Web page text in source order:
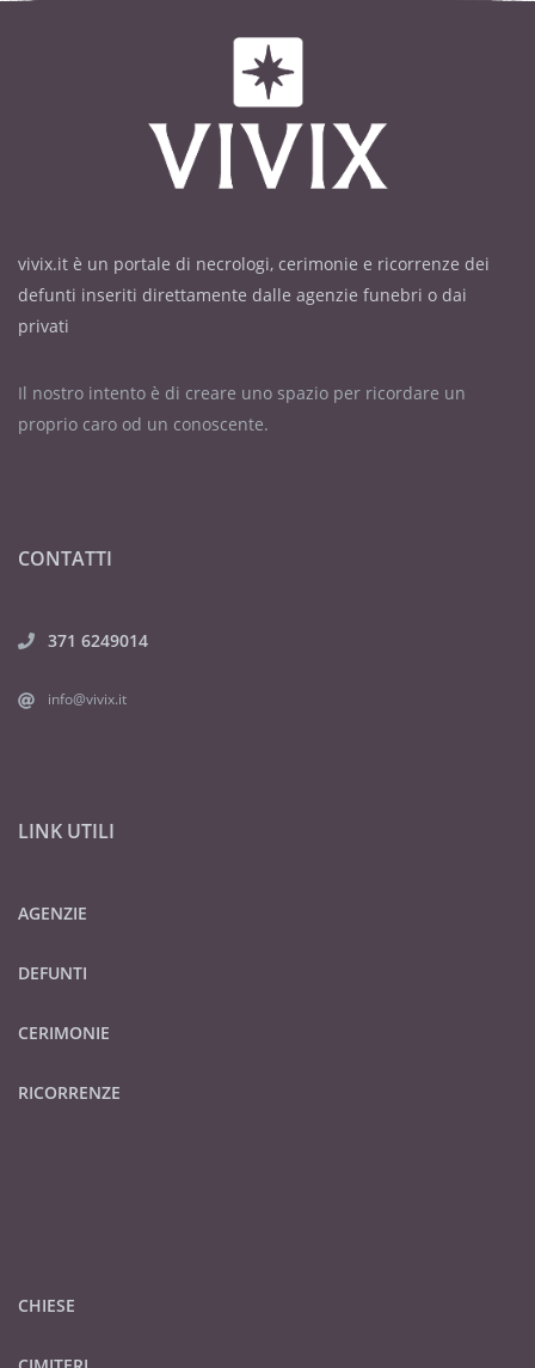
vivix.it è un portale di necrologi, cerimonie e ricorrenze dei
defunti inseriti direttamente dalle agenzie funebri o dai
privati
Il nostro intento è di creare uno spazio per ricordare un
proprio caro od un conoscente.
CONTATTI
371 6249014
info@vivix.it
LINK UTILI
AGENZIE
DEFUNTI
CERIMONIE
RICORRENZE
CHIESE